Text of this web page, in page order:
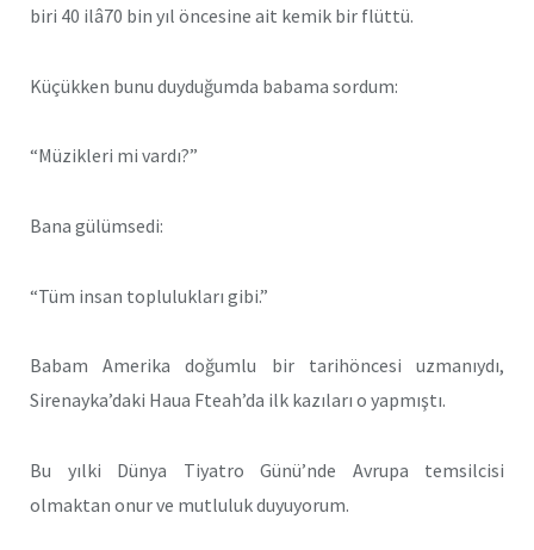
biri 40 ilâ70 bin yıl öncesine ait kemik bir flüttü.
Küçükken bunu duyduğumda babama sordum:
“Müzikleri mi vardı?”
Bana gülümsedi:
“Tüm insan toplulukları gibi.”
Babam Amerika doğumlu bir tarihöncesi uzmanıydı,
Sirenayka’daki Haua Fteah’da ilk kazıları o yapmıştı.
Bu yılki Dünya Tiyatro Günü’nde Avrupa temsilcisi
olmaktan onur ve mutluluk duyuyorum.